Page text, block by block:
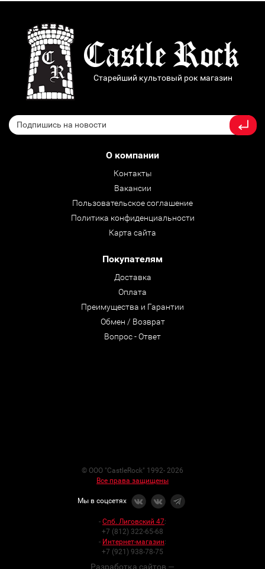
Старейший культовый рок магазин
О компании
Контакты
Вакансии
Пользовательское соглашение
Политика конфиденциальности
Карта сайта
Покупателям
Доставка
Оплата
Преимущества и Гарантии
Обмен / Возврат
Вопрос - Ответ
© ООО "CastleRock" 1992- 2026
Все права защищены
Мы в соцсетях
- Спб. Лиговский 47:
+7 (812) 322-65-68
- Интернет-магазин:
+7 (921) 938-78-75
Разработка сайтов —